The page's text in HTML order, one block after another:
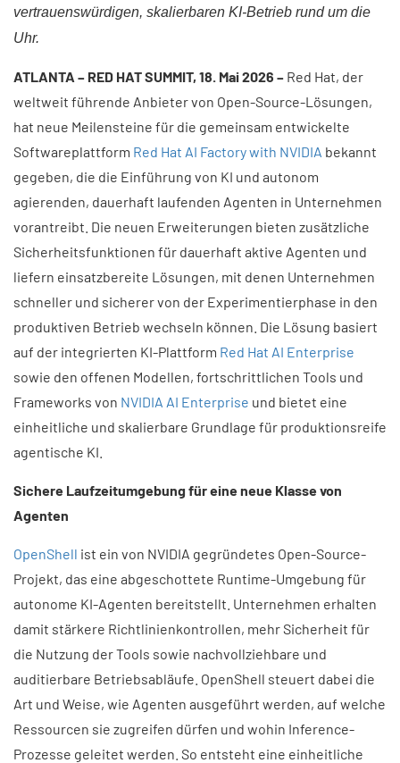
vertrauenswürdigen, skalierbaren KI-Betrieb rund um die
Uhr.
ATLANTA – RED HAT SUMMIT, 18. Mai 2026 – Red Hat, der
weltweit führende Anbieter von Open-Source-Lösungen,
hat neue Meilensteine für die gemeinsam entwickelte
Softwareplattform Red Hat AI Factory with NVIDIA bekannt
gegeben, die die Einführung von KI und autonom
agierenden, dauerhaft laufenden Agenten in Unternehmen
vorantreibt. Die neuen Erweiterungen bieten zusätzliche
Sicherheitsfunktionen für dauerhaft aktive Agenten und
liefern einsatzbereite Lösungen, mit denen Unternehmen
schneller und sicherer von der Experimentierphase in den
produktiven Betrieb wechseln können. Die Lösung basiert
auf der integrierten KI-Plattform Red Hat AI Enterprise
sowie den offenen Modellen, fortschrittlichen Tools und
Frameworks von NVIDIA AI Enterprise und bietet eine
einheitliche und skalierbare Grundlage für produktionsreife
agentische KI.
Sichere Laufzeitumgebung für eine neue Klasse von
Agenten
OpenShell ist ein von NVIDIA gegründetes Open-Source-
Projekt, das eine abgeschottete Runtime-Umgebung für
autonome KI-Agenten bereitstellt. Unternehmen erhalten
damit stärkere Richtlinienkontrollen, mehr Sicherheit für
die Nutzung der Tools sowie nachvollziehbare und
auditierbare Betriebsabläufe. OpenShell steuert dabei die
Art und Weise, wie Agenten ausgeführt werden, auf welche
Ressourcen sie zugreifen dürfen und wohin Inference-
Prozesse geleitet werden. So entsteht eine einheitliche